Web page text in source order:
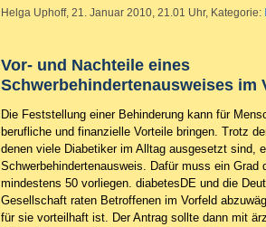
Helga Uphoff, 21. Januar 2010, 21.01 Uhr, Kategorie:
Vor- und Nachteile eines
Schwerbehindertenausweises im
Die Feststellung einer Behinderung kann für
berufliche und finanzielle Vorteile bringen. Trotz
denen viele Diabetiker im Alltag ausgesetzt sind,
Schwerbehindertenausweis. Dafür muss ein Grad
mindestens 50 vorliegen. diabetesDE und die
Gesellschaft raten Betroffenen im Vorfeld
für sie vorteilhaft ist. Der Antrag sollte dann mit